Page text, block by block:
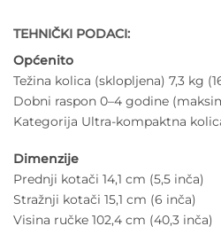
TEHNIČKI PODACI:
Općenito
Težina kolica (sklopljena) 7,3 kg
Dobni raspon 0–4 godine
Kategorija Ultra-kompaktna
Dimenzije
Prednji kotači 14,1 cm (5,5 inča)
Stražnji kotači 15,1 cm (6 inča)
Visina ručke 102,4 cm (40,3 inča)